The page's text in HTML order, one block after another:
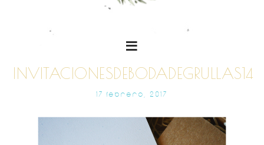
INVITACIONESDEBODADEGRULLAS14
17 FEBRERO, 2017